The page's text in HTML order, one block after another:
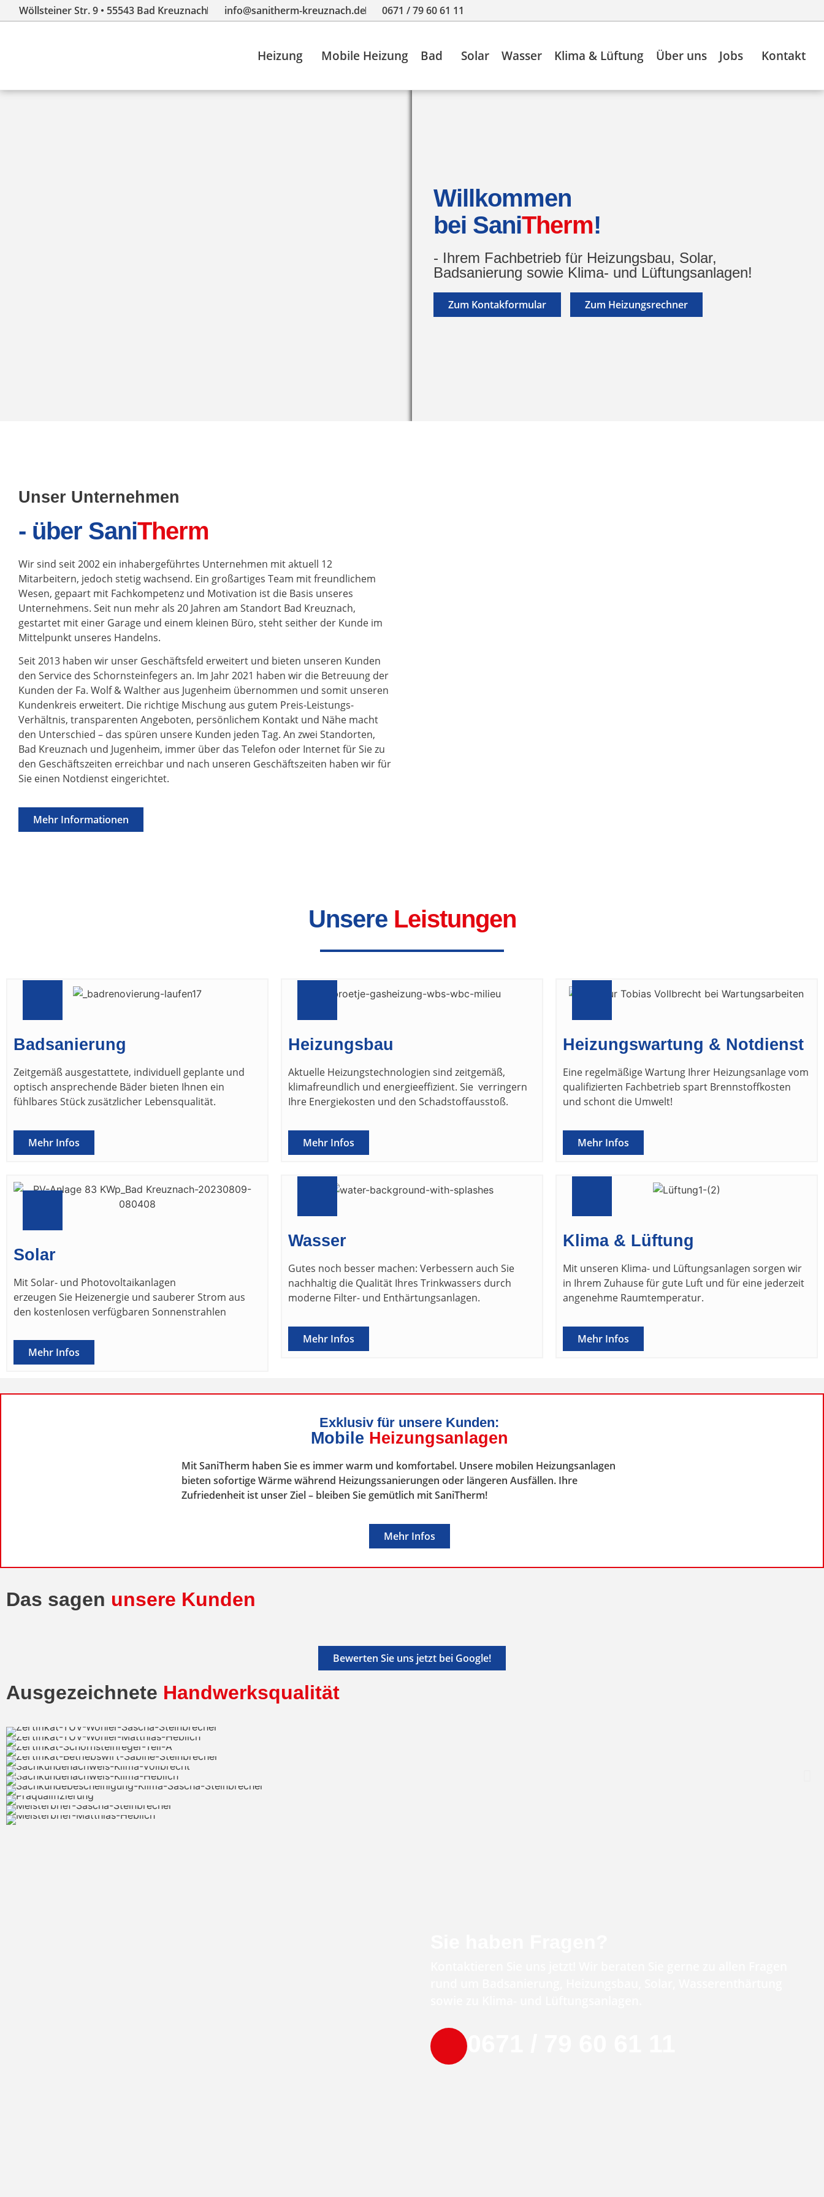
Wöllsteiner Str. 9 • 55543 Bad Kreuznach info@sanitherm-kreuznach.de 0671 / 79 60 61 11
Heizung Mobile Heizung Bad Solar Wasser Klima & Lüftung Über uns Jobs Kontakt
Willkommen
bei SaniTherm!
- Ihrem Fachbetrieb für Heizungsbau, Solar,
Badsanierung sowie Klima- und Lüftungsanlagen!
Zum Kontakformular Zum Heizungsrechner
Unser Unternehmen
- über SaniTherm
Wir sind seit 2002 ein inhabergeführtes Unternehmen mit aktuell 12
Mitarbeitern, jedoch stetig wachsend. Ein großartiges Team mit freundlichem
Wesen, gepaart mit Fachkompetenz und Motivation ist die Basis unseres
Unternehmens. Seit nun mehr als 20 Jahren am Standort Bad Kreuznach,
gestartet mit einer Garage und einem kleinen Büro, steht seither der Kunde im
Mittelpunkt unseres Handelns.
Seit 2013 haben wir unser Geschäftsfeld erweitert und bieten unseren Kunden
den Service des Schornsteinfegers an. Im Jahr 2021 haben wir die Betreuung der
Kunden der Fa. Wolf & Walther aus Jugenheim übernommen und somit unseren
Kundenkreis erweitert. Die richtige Mischung aus gutem Preis-Leistungs-
Verhältnis, transparenten Angeboten, persönlichem Kontakt und Nähe macht
den Unterschied – das spüren unsere Kunden jeden Tag. An zwei Standorten,
Bad Kreuznach und Jugenheim, immer über das Telefon oder Internet für Sie zu
den Geschäftszeiten erreichbar und nach unseren Geschäftszeiten haben wir für
Sie einen Notdienst eingerichtet.
Mehr Informationen
Unsere Leistungen
Badsanierung
Zeitgemäß ausgestattete, individuell geplante und
optisch ansprechende Bäder bieten Ihnen ein
fühlbares Stück zusätzlicher Lebensqualität.
Mehr Infos
Heizungsbau
Aktuelle Heizungstechnologien sind zeitgemäß,
klimafreundlich und energieeffizient. Sie verringern
Ihre Energiekosten und den Schadstoffausstoß.
Mehr Infos
Heizungswartung & Notdienst
Eine regelmäßige Wartung Ihrer Heizungsanlage vom
qualifizierten Fachbetrieb spart Brennstoffkosten
und schont die Umwelt!
Mehr Infos
Solar
Mit Solar- und Photovoltaikanlagen
erzeugen Sie Heizenergie und sauberer Strom aus
den kostenlosen verfügbaren Sonnenstrahlen
Mehr Infos
Wasser
Gutes noch besser machen: Verbessern auch Sie
nachhaltig die Qualität Ihres Trinkwassers durch
moderne Filter- und Enthärtungsanlagen.
Mehr Infos
Klima & Lüftung
Mit unseren Klima- und Lüftungsanlagen sorgen wir
in Ihrem Zuhause für gute Luft und für eine jederzeit
angenehme Raumtemperatur.
Mehr Infos
Exklusiv für unsere Kunden:
Mobile Heizungsanlagen
Mit SaniTherm haben Sie es immer warm und komfortabel. Unsere mobilen Heizungsanlagen
bieten sofortige Wärme während Heizungssanierungen oder längeren Ausfällen. Ihre
Zufriedenheit ist unser Ziel – bleiben Sie gemütlich mit SaniTherm!
Mehr Infos
Das sagen unsere Kunden
Bewerten Sie uns jetzt bei Google!
Ausgezeichnete Handwerksqualität